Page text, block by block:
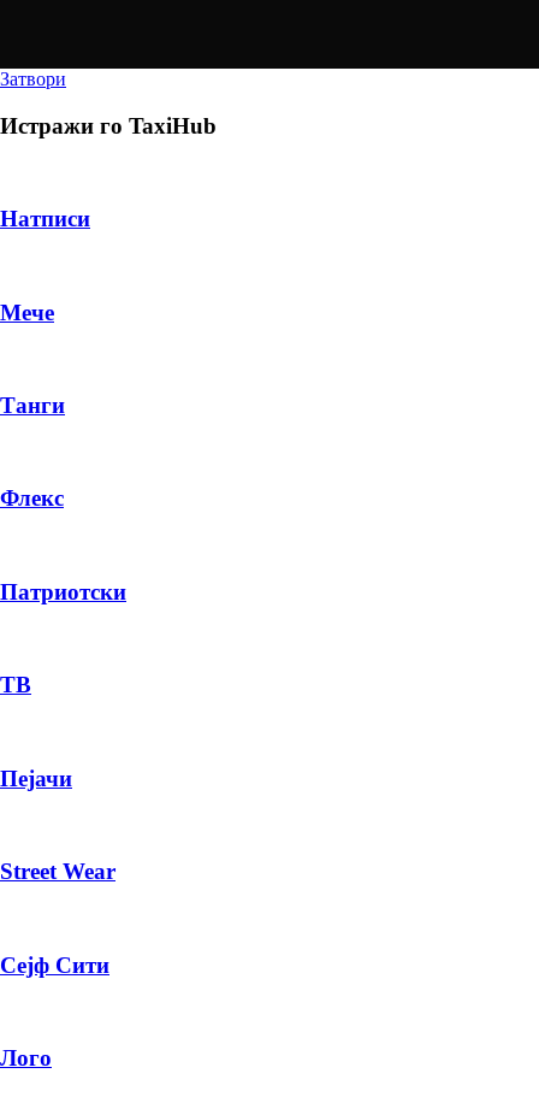
PRODUCT
ПЛАТИ ПРИ ДОСТАВА ВО КЕШ
Затвори
Истражи го TaxiHub
Натписи
Мече
Танги
Флекс
Патриотски
ТВ
Пејачи
Street Wear
Сејф Сити
Лого